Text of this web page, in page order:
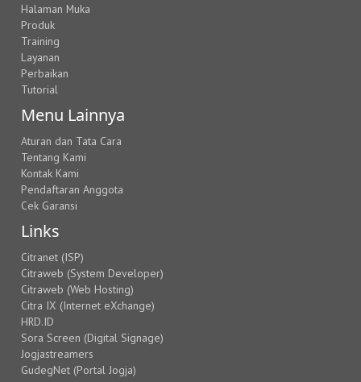
Halaman Muka
Produk
Training
Layanan
Perbaikan
Tutorial
Menu Lainnya
Aturan dan Tata Cara
Tentang Kami
Kontak Kami
Pendaftaran Anggota
Cek Garansi
Links
Citranet (ISP)
Citraweb (System Developer)
Citraweb (Web Hosting)
Citra IX (Internet eXchange)
HRD.ID
Sora Screen (Digital Signage)
Jogjastreamers
GudegNet (Portal Jogja)